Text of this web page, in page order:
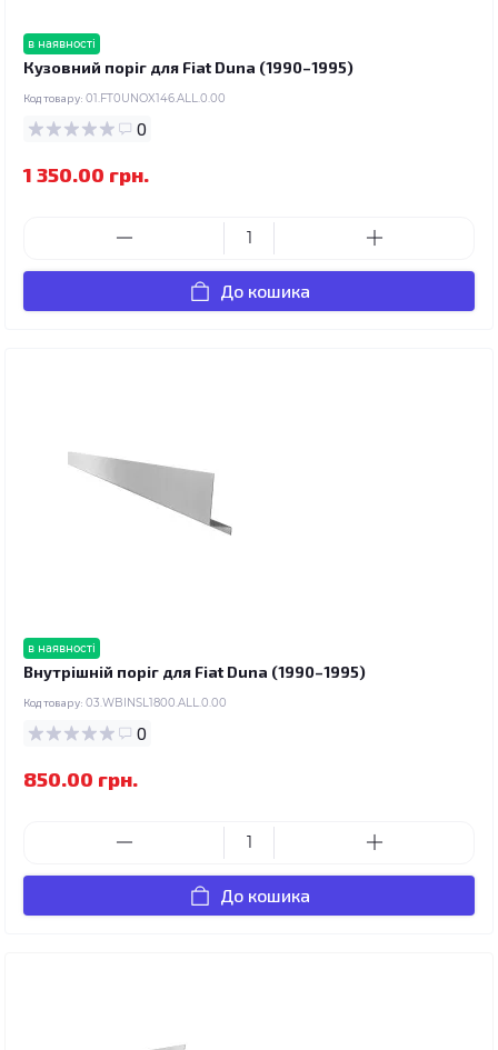
в наявності
Кузовний поріг для Fiat Duna (1990–1995)
Код товару: 01.FT0UNOX146.ALL.0.00
0
1 350.00 грн.
До кошика
в наявності
Внутрішній поріг для Fiat Duna (1990–1995)
Код товару: 03.WBINSL1800.ALL.0.00
0
850.00 грн.
До кошика